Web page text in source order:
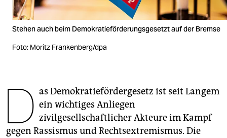
fragen & hilfe
unterstützen
epaper login
Stehen auch beim Demokratieförderungsgesetzt auf der Bremse
Foto: Moritz Frankenberg/dpa
D as Demokratiefördergesetz ist seit Langem
ein wichtiges Anliegen
zivilgesellschaftlicher Akteure im Kampf
gegen Rassismus und Rechtsextremismus. Die